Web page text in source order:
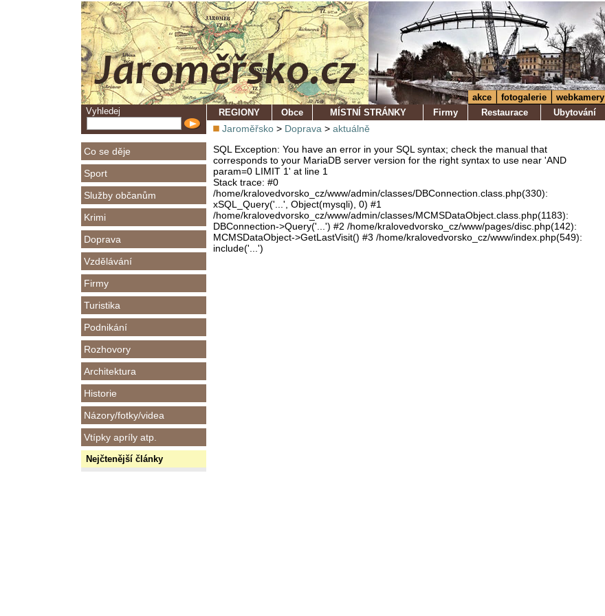
Vyhledej
Co se děje
Sport
Služby občanům
Krimi
Doprava
Vzdělávání
Firmy
Turistika
Podnikání
Rozhovory
Architektura
Historie
Názory/fotky/videa
Vtípky apríly atp.
Nejčtenější články
akce fotogalerie
webkamery
REGIONY
Obce MÍSTNÍ STRÁNKY Firmy Restaurace Ubytování
Jaroměřsko > Doprava > aktuálně
SQL Exception: You have an error in your SQL syntax; check the manual that
corresponds to your MariaDB server version for the right syntax to use near 'AND
param=0 LIMIT 1' at line 1
Stack trace: #0
/home/kralovedvorsko_cz/www/admin/classes/DBConnection.class.php(330):
xSQL_Query('...', Object(mysqli), 0) #1
/home/kralovedvorsko_cz/www/admin/classes/MCMSDataObject.class.php(1183):
DBConnection->Query('...') #2 /home/kralovedvorsko_cz/www/pages/disc.php(142):
MCMSDataObject->GetLastVisit() #3 /home/kralovedvorsko_cz/www/index.php(549):
include('...')